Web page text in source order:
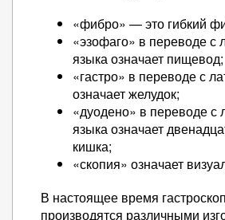
«фибро» — это гибкий
«эзофаго» в переводе с
языка означает пищевод;
«гастро» в переводе с
означает желудок;
«дуодено» в переводе с
языка означает
кишка;
«скопия» означает
В настоящее время
производятся различными